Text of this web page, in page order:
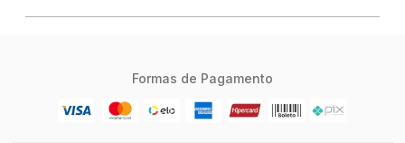
Formas de Pagamento